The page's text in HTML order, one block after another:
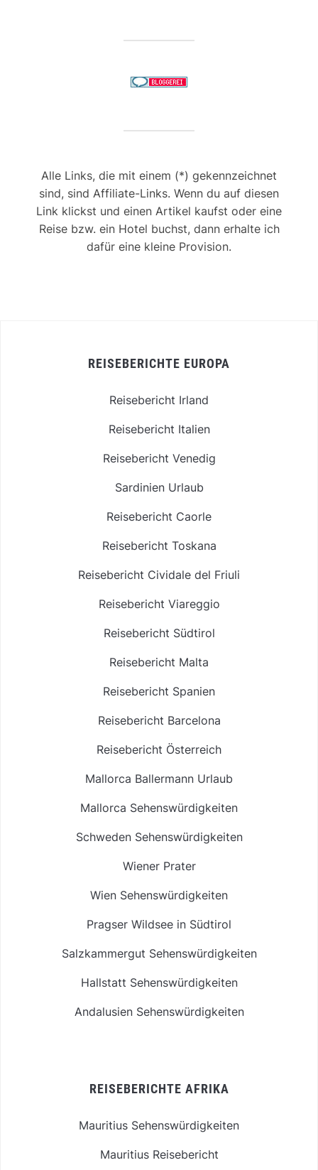
Alle Links, die mit einem (*) gekennzeichnet
sind, sind Affiliate-Links. Wenn du auf diesen
Link klickst und einen Artikel kaufst oder eine
Reise bzw. ein Hotel buchst, dann erhalte ich
dafür eine kleine Provision.
REISEBERICHTE EUROPA
Reisebericht Irland
Reisebericht Italien
Reisebericht Venedig
Sardinien Urlaub
Reisebericht Caorle
Reisebericht Toskana
Reisebericht Cividale del Friuli
Reisebericht Viareggio
Reisebericht Südtirol
Reisebericht Malta
Reisebericht Spanien
Reisebericht Barcelona
Reisebericht Österreich
Mallorca Ballermann Urlaub
Mallorca Sehenswürdigkeiten
Schweden Sehenswürdigkeiten
Wiener Prater
Wien Sehenswürdigkeiten
Pragser Wildsee in Südtirol
Salzkammergut Sehenswürdigkeiten
Hallstatt Sehenswürdigkeiten
Andalusien Sehenswürdigkeiten
REISEBERICHTE AFRIKA
Mauritius Sehenswürdigkeiten
Mauritius Reisebericht